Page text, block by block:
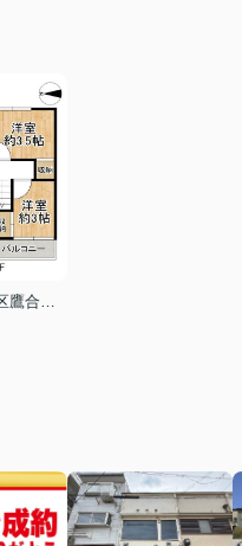
大阪市東住吉区鷹合４丁目